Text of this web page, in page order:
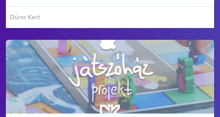
Dürer Kert